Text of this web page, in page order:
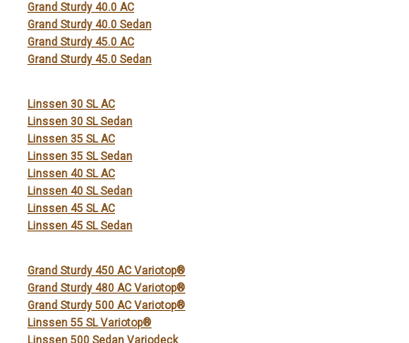
Grand Sturdy 40.0 AC
Grand Sturdy 40.0 Sedan
Grand Sturdy 45.0 AC
Grand Sturdy 45.0 Sedan
Linssen 30 SL AC
Linssen 30 SL Sedan
Linssen 35 SL AC
Linssen 35 SL Sedan
Linssen 40 SL AC
Linssen 40 SL Sedan
Linssen 45 SL AC
Linssen 45 SL Sedan
Grand Sturdy 450 AC Variotop®
Grand Sturdy 480 AC Variotop®
Grand Sturdy 500 AC Variotop®
Linssen 55 SL Variotop®
Linssen 500 Sedan Variodeck